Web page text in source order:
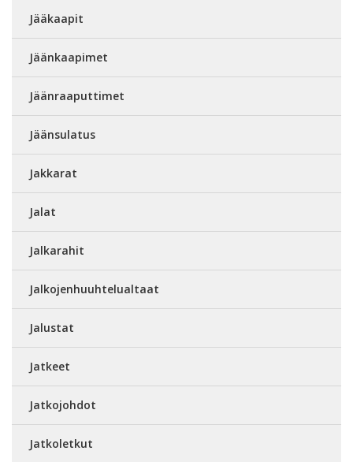
Jääkaapit
Jäänkaapimet
Jäänraaputtimet
Jäänsulatus
Jakkarat
Jalat
Jalkarahit
Jalkojenhuuhtelualtaat
Jalustat
Jatkeet
Jatkojohdot
Jatkoletkut